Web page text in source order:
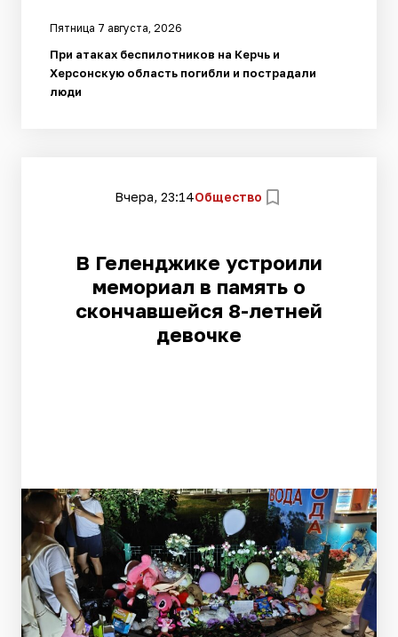
Пятница 7 августа, 2026
При атаках беспилотников на Керчь и
Херсонскую область погибли и пострадали
люди
Вчера, 23:14Общество
В Геленджике устроили
мемориал в память о
скончавшейся 8-летней
девочке